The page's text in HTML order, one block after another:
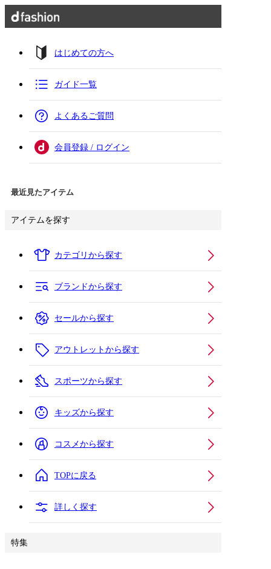
はじめての方へ
ガイド一覧
よくあるご質問
会員登録 / ログイン
最近見たアイテム
アイテムを探す
カテゴリから探す
ブランドから探す
セールから探す
アウトレットから探す
スポーツから探す
キッズから探す
コスメから探す
TOPに戻る
詳しく探す
特集